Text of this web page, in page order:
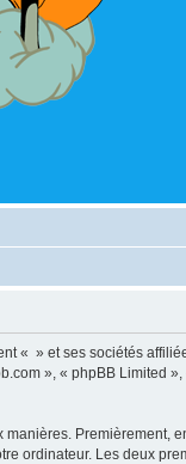
« » et ses sociétés
», « phpBB Limited
manières. Premièrement,
ordinateur. Les deux